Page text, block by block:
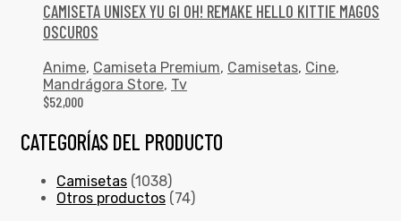
CAMISETA UNISEX YU GI OH! REMAKE HELLO KITTIE MAGOS
OSCUROS
Anime, Camiseta Premium, Camisetas, Cine,
Mandrágora Store, Tv
$52,000
CATEGORÍAS DEL PRODUCTO
Camisetas (1038)
Otros productos (74)